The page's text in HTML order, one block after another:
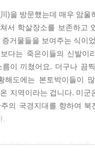
실일 것이다. 악몽은 사
의 종잇장처럼 검게 일
두 어렸다고 생각한다. 더
거하여 땀 흘려 근로하고
)을 방문했는데 매우 암
서 학살장소를 보존하고
거물들을 보여주는 식이
다는 죽은이들의 신발
이 끼쳤어요. 더구나 끔
해도에는 본토박이들이
지역이라는 겁니다. 미
의 국경지대를 향하여
.
자마자 여러가지 자료